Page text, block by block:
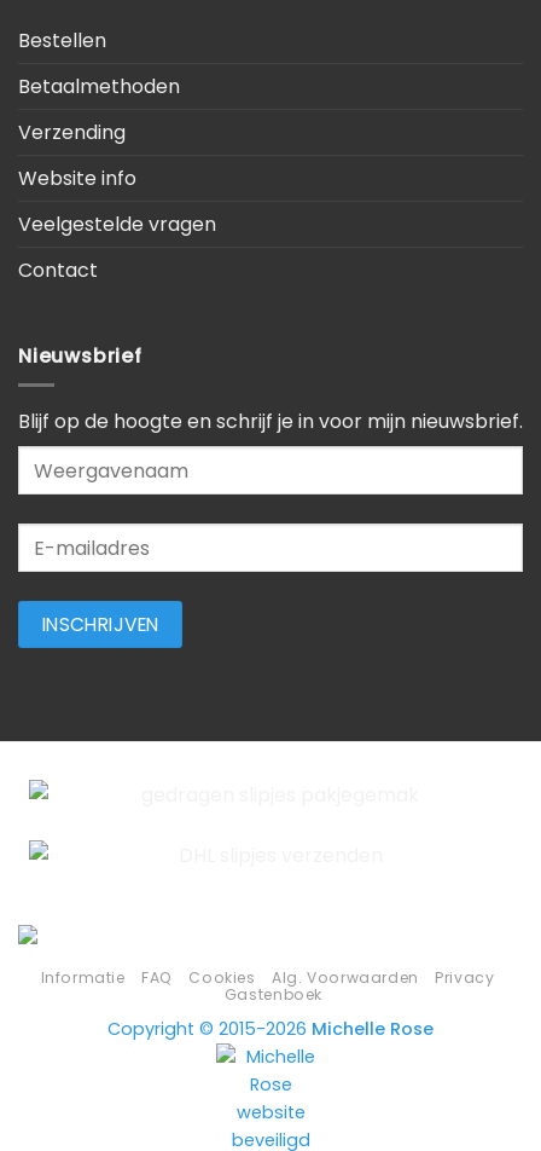
Bestellen
Betaalmethoden
Verzending
Website info
Veelgestelde vragen
Contact
Nieuwsbrief
Blijf op de hoogte en schrijf je in voor mijn nieuwsbrief.
Informatie FAQ Cookies Alg. Voorwaarden
Privacy
Gastenboek
Copyright © 2015-2026 Michelle Rose